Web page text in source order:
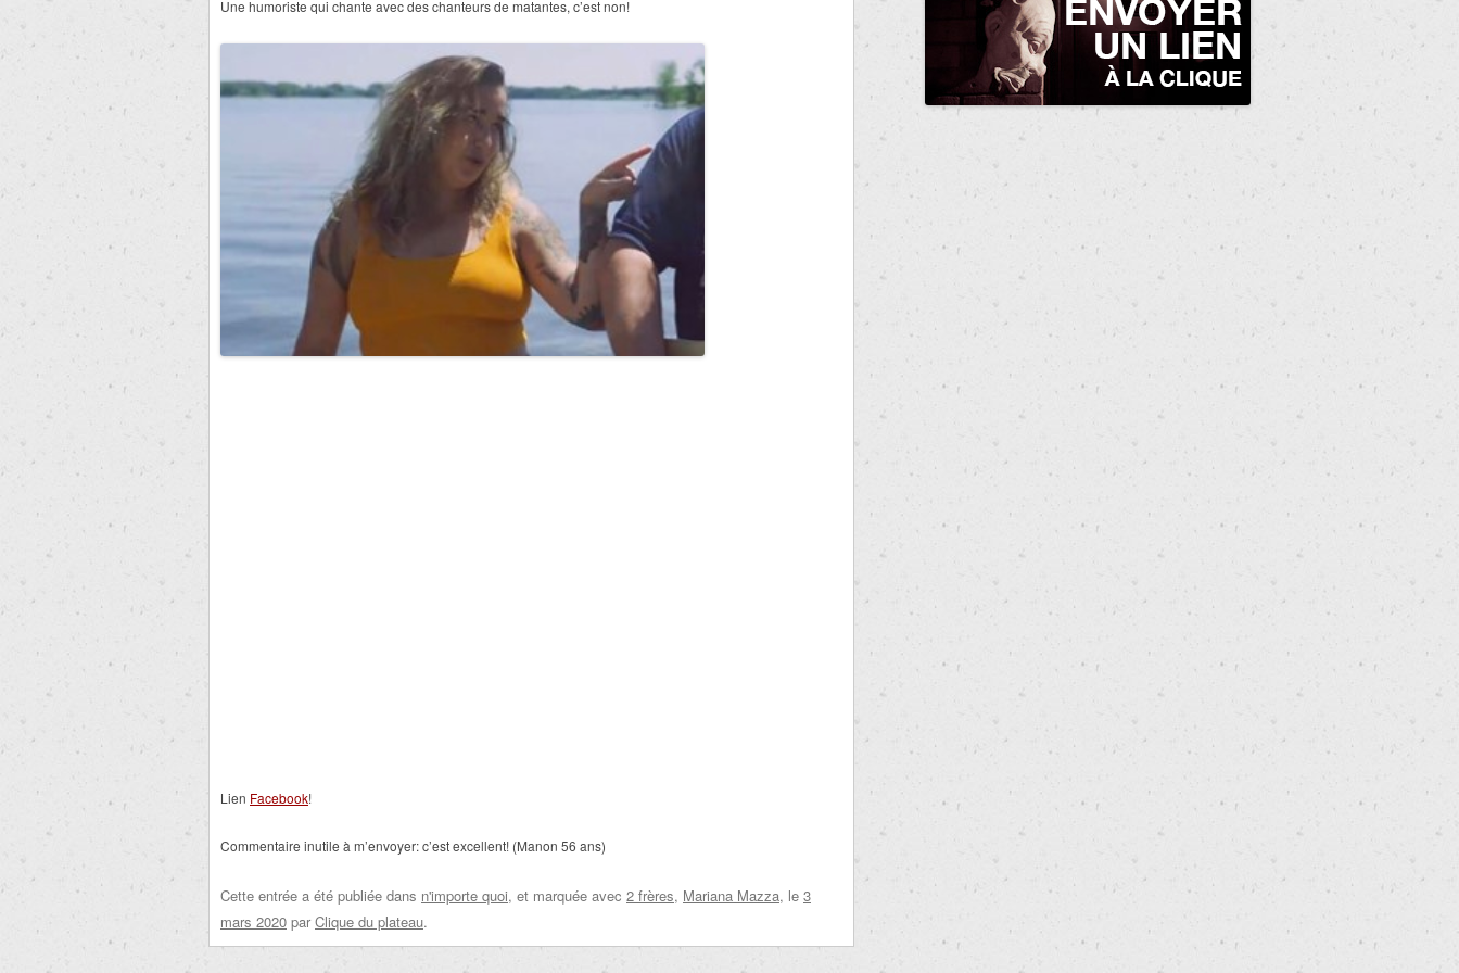
Une humoriste qui chante avec des chanteurs de matantes, c’est non!
Lien Facebook!
Commentaire inutile à m’envoyer: c’est excellent! (Manon 56 ans)
Cette entrée a été publiée dans n'importe quoi, et marquée avec 2 frères, Mariana Mazza, le 3
mars 2020 par Clique du plateau.